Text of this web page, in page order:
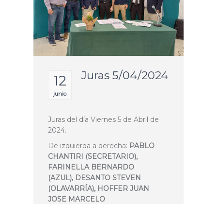
12
junio
Juras 5/04/2024
Juras del día Viernes 5 de Abril de
2024.
De izquierda a derecha: PABLO
CHANTIRI (SECRETARIO),
FARINELLA BERNARDO
(AZUL), DESANTO STEVEN
(OLAVARRÍA), HOFFER JUAN
JOSE MARCELO